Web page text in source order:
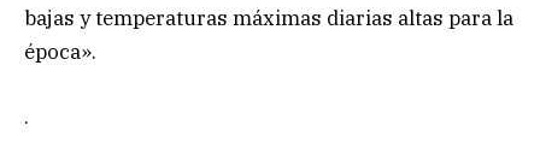
bajas y temperaturas máximas diarias altas para la
época».
.